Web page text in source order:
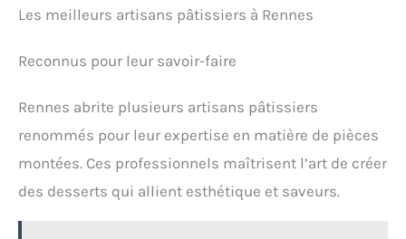
Les meilleurs artisans pâtissiers à Rennes
Reconnus pour leur savoir-faire
Rennes abrite plusieurs artisans pâtissiers
renommés pour leur expertise en matière de pièces
montées. Ces professionnels maîtrisent l’art de créer
des desserts qui allient esthétique et saveurs.